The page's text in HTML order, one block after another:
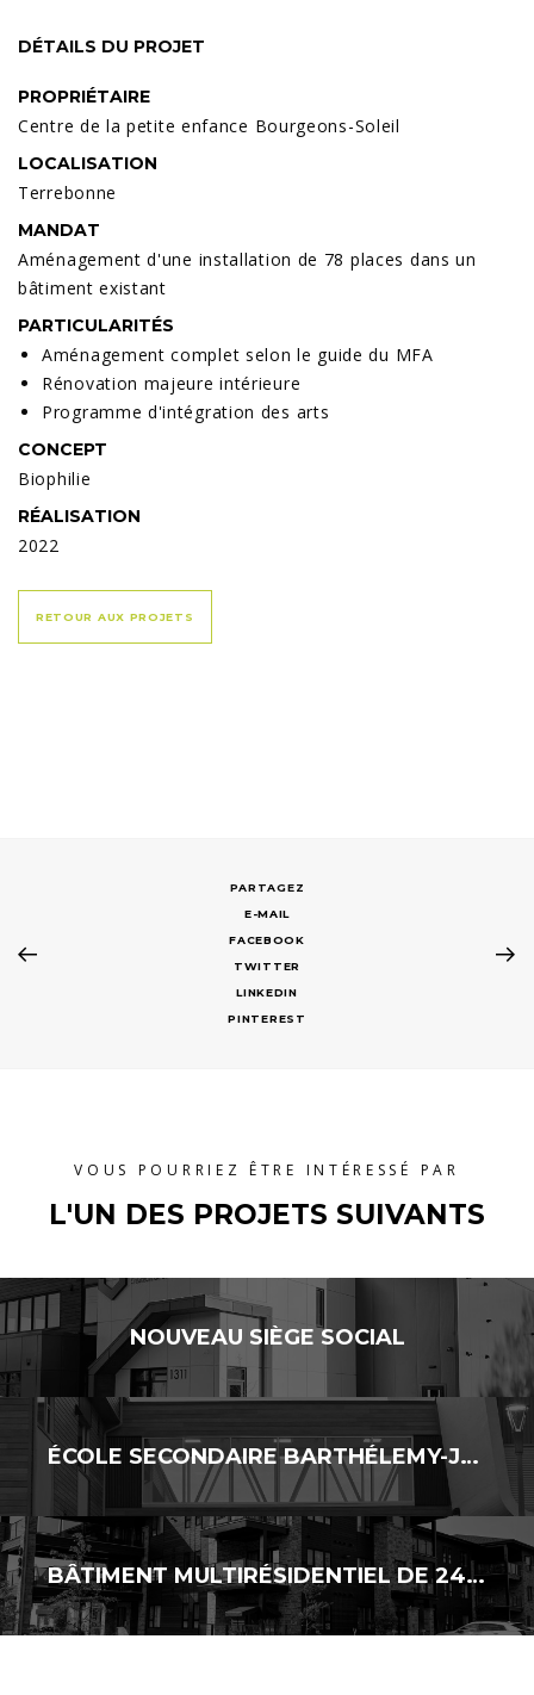
DÉTAILS DU PROJET
PROPRIÉTAIRE
Centre de la petite enfance Bourgeons-Soleil
LOCALISATION
Terrebonne
MANDAT
Aménagement d'une installation de 78 places dans un
bâtiment existant
PARTICULARITÉS
Aménagement complet selon le guide du MFA
Rénovation majeure intérieure
Programme d'intégration des arts
CONCEPT
Biophilie
RÉALISATION
2022
RETOUR AUX PROJETS
E-MAIL
FACEBOOK
TWITTER
LINKEDIN
PINTEREST
VOUS POURRIEZ ÊTRE INTÉRESSÉ PAR
L'UN DES PROJETS SUIVANTS
NOUVEAU SIÈGE SOCIAL
ÉCOLE SECONDAIRE BARTHÉLEMY-JOLIETTE – AJOUT DE CLASSES MODULAIRES
BÂTIMENT MULTIRÉSIDENTIEL DE 24 LOGEMENTS